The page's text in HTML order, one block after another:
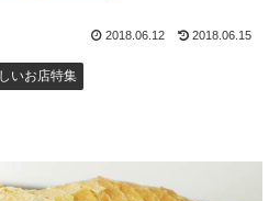
2018.06.12 2018.06.15
いお店特集